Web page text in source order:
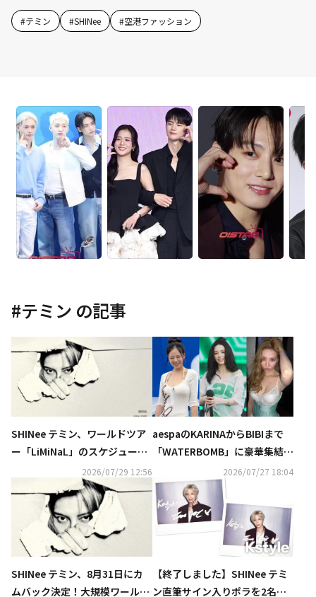
#テミン #SHINee #空港ファッション
#テミン の記事
SHINee テミン、ワールドツア
ー「LiMiNaL」のスケジュール
2026/07/29 12:56
aespaのKARINAからBIBIまで
「WATERBOMB」に豪華集結！
ビキニ＆上半身裸のパフォーマ
ンスが話題…過激すぎると賛否
の声も
2026/07/27 18:04
SHINee テミン、8月31日にカ
ムバック決定！大規模ワールド
【終了しました】SHINee テミ
ン直筆サイン入りポラを2名様